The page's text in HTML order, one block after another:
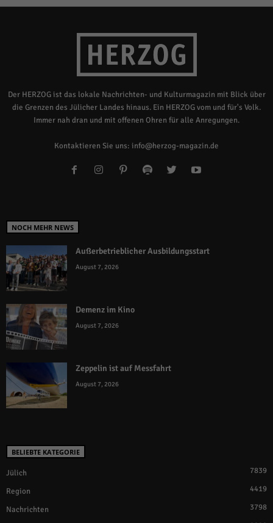
Der HERZOG ist das lokale Nachrichten- und Kulturmagazin mit Blick über
die Grenzen des Jülicher Landes hinaus. Ein HERZOG vom und für's Volk.
Immer nah dran und mit offenen Ohren für alle Anregungen.
Kontaktieren Sie uns: info@herzog-magazin.de
NOCH MEHR NEWS
Außerbetrieblicher Ausbildungsstart
August 7, 2026
Demenz im Kino
August 7, 2026
Zeppelin ist auf Messfahrt
August 7, 2026
BELIEBTE KATEGORIE
Jülich 7839
Region 4419
Nachrichten 3798